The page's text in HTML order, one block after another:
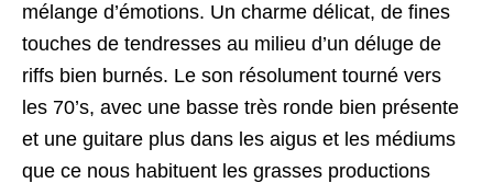
mélange d’émotions. Un charme délicat, de fines
touches de tendresses au milieu d’un déluge de
riffs bien burnés. Le son résolument tourné vers
les 70’s, avec une basse très ronde bien présente
et une guitare plus dans les aigus et les médiums
que ce nous habituent les grasses productions